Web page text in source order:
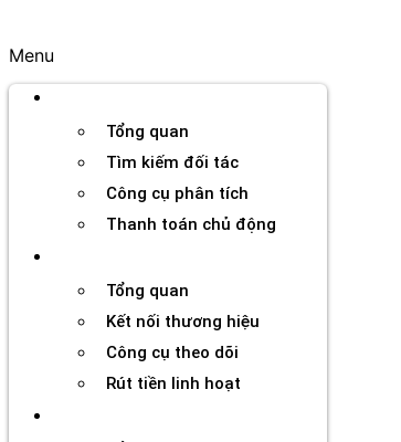
Menu
Tổng quan
Tìm kiếm đối tác
Công cụ phân tích
Thanh toán chủ động
Tổng quan
Kết nối thương hiệu
Công cụ theo dõi
Rút tiền linh hoạt